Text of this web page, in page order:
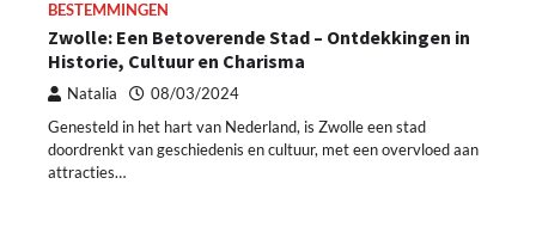
BESTEMMINGEN
Zwolle: Een Betoverende Stad – Ontdekkingen in
Historie, Cultuur en Charisma
Natalia 08/03/2024
Genesteld in het hart van Nederland, is Zwolle een stad
doordrenkt van geschiedenis en cultuur, met een overvloed aan
attracties…